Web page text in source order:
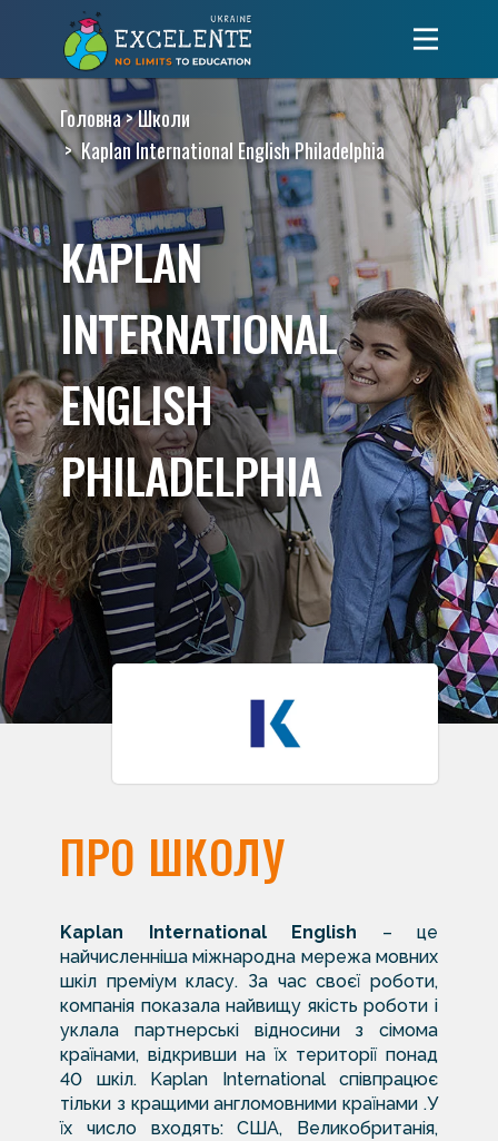
Головна>Школи
> Kaplan International English Philadelphia
KAPLAN
INTERNATIONAL
ENGLISH
PHILADELPHIA
ПРО ШКОЛУ
Kaplan International English – це
найчисленніша міжнародна мережа мовних
шкіл преміум класу. За час своєї роботи,
компанія показала найвищу якість роботи і
уклала партнерські відносини з сімома
країнами, відкривши на їх території понад
40 шкіл. Kaplan International співпрацює
тільки з кращими англомовними країнами .У
їх число входять: США, Великобританія,